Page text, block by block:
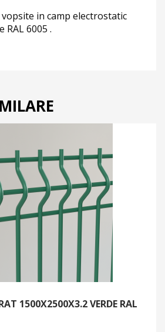
in camp electrostatic
RAL 6005 .
1500X2500X3.2 VERDE RAL